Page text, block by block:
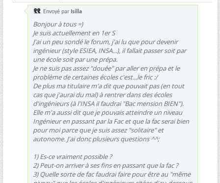
Envoyé par Isilla
Bonjour à tous =)
Je suis actuellement en 1er S
J'ai un peu sondé le forum, j'ai lu que pour devenir
ingénieur (style ESIEA, INSA...), il fallait passer soit par
une école soit par une prépa.
Je ne suis pas assez "douée" par aller en prépa et le
problème de certaines écoles c'est...le fric :/
De plus ma titulaire m'a dit que pouvait pas (en tout
cas que j'aurai du mal) à rentrer dans des écoles
d'ingénieurs (à l'INSA il faudrai "Bac mension BIEN").
Elle m'a aussi dit que je pouvais atteindre un niveau
Ingénieur en passant par la Fac et que la fac serai bien
pour moi parce que je suis assez "solitaire" et
autonome. J'ai donc plusieurs questions ^^;
1) Es-ce vraiment possible ?
2) Peut-on arriver à ses fins en passant que la fac ?
3) Quelle sorte de fac faudrai faire pour être au "même